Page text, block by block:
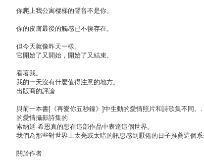
你爬上我公寓樓梯的聲音不是你。
你的皮膚最後的觸感已不復存在。
但今天就像昨天一樣。
它開始了又開始，開始了又結束。
看著我。
我的一天沒有什麼值得注意的地方。
出版商的評論
與前一本書[《再愛你五秒鐘》]中生動的愛情照片和詩歌集不同。
的愛情攝影詩集的
索納廷-希恩真的想在這部作品中表達這個世界。
我們為那些對世界上太亮或太暗的訊息感到厭倦的日子推薦這個系
關於作者